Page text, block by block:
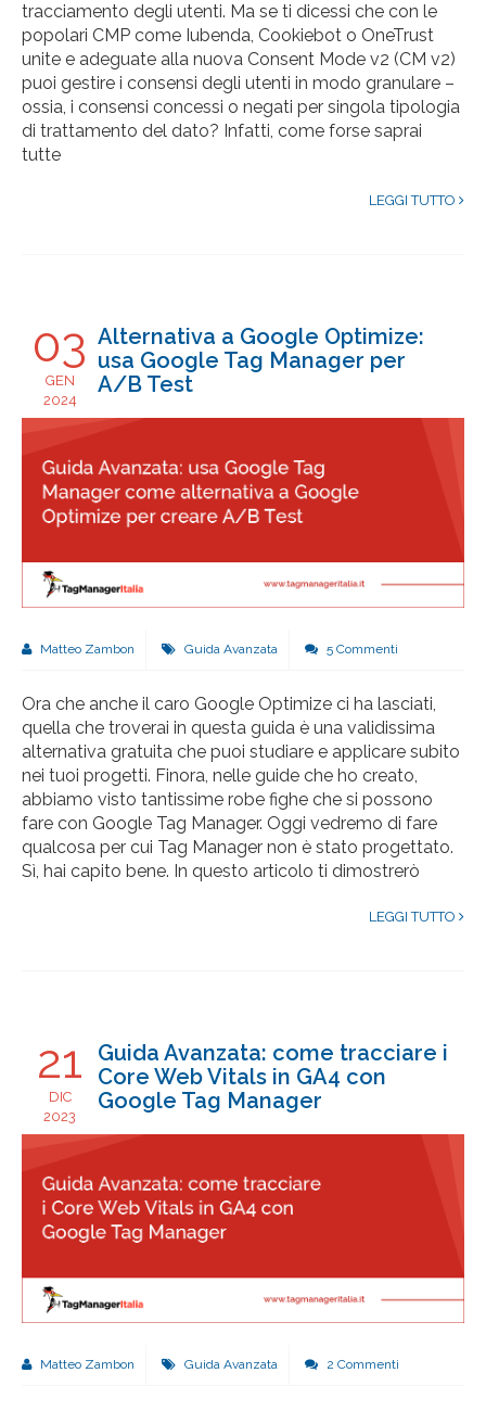
tracciamento degli utenti. Ma se ti dicessi che con le
popolari CMP come Iubenda, Cookiebot o OneTrust
unite e adeguate alla nuova Consent Mode v2 (CM v2)
puoi gestire i consensi degli utenti in modo granulare –
ossia, i consensi concessi o negati per singola tipologia
di trattamento del dato? Infatti, come forse saprai
tutte
LEGGI TUTTO
03
GEN
2024
Alternativa a Google Optimize:
usa Google Tag Manager per
A/B Test
Matteo Zambon Guida Avanzata 5 Commenti
Ora che anche il caro Google Optimize ci ha lasciati,
quella che troverai in questa guida è una validissima
alternativa gratuita che puoi studiare e applicare subito
nei tuoi progetti. Finora, nelle guide che ho creato,
abbiamo visto tantissime robe fighe che si possono
fare con Google Tag Manager. Oggi vedremo di fare
qualcosa per cui Tag Manager non è stato progettato.
Sì, hai capito bene. In questo articolo ti dimostrerò
LEGGI TUTTO
21
DIC
2023
Guida Avanzata: come tracciare i
Core Web Vitals in GA4 con
Google Tag Manager
Matteo Zambon Guida Avanzata 2 Commenti